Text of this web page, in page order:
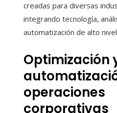
creadas para diversas
integrando tecnología,
automatización de alto
Optimización
operaciones
corporativas